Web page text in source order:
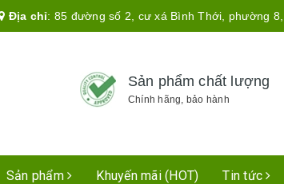
Địa chỉ: 85 đường số 2, cư xá Bình Thới, phường 8,
Sản phẩm chất lượng
Chính hãng, bảo hành
Sản phẩm Khuyến mãi (HOT) Tin tức